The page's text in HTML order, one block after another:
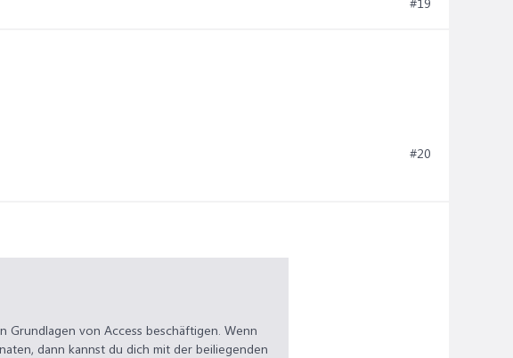
#20
Grundlagen von Access beschäftigen. Wenn
dann kannst du dich mit der beiliegenden